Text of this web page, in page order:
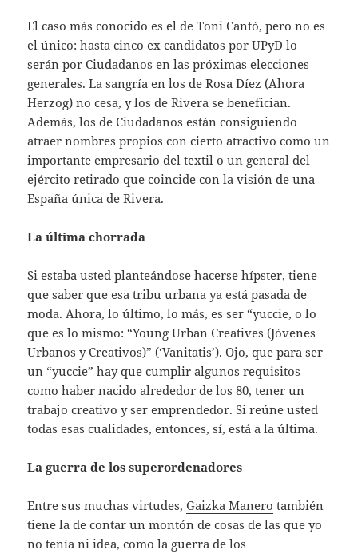
El caso más conocido es el de Toni Cantó, pero no es
el único: hasta cinco ex candidatos por UPyD lo
serán por Ciudadanos en las próximas elecciones
generales. La sangría en los de Rosa Díez (Ahora
Herzog) no cesa, y los de Rivera se benefician.
Además, los de Ciudadanos están consiguiendo
atraer nombres propios con cierto atractivo como un
importante empresario del textil o un general del
ejército retirado que coincide con la visión de una
España única de Rivera.
La última chorrada
Si estaba usted planteándose hacerse hípster, tiene
que saber que esa tribu urbana ya está pasada de
moda. Ahora, lo último, lo más, es ser “yuccie, o lo
que es lo mismo: “Young Urban Creatives (Jóvenes
Urbanos y Creativos)” (‘Vanitatis’). Ojo, que para ser
un “yuccie” hay que cumplir algunos requisitos
como haber nacido alrededor de los 80, tener un
trabajo creativo y ser emprendedor. Si reúne usted
todas esas cualidades, entonces, sí, está a la última.
La guerra de los superordenadores
Entre sus muchas virtudes,Gaizka Manero también
tiene la de contar un montón de cosas de las que yo
no tenía ni idea, como la guerra de los